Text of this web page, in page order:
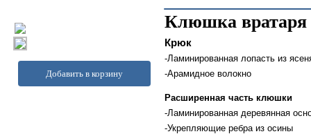
Добавить в корзину
Клюшка вратаря
Крюк
-Ламинированная лопасть из
-Арамидное волокно
Расширенная часть клюшки
-Ламинированная деревянная
-Укрепляющие ребра из осины